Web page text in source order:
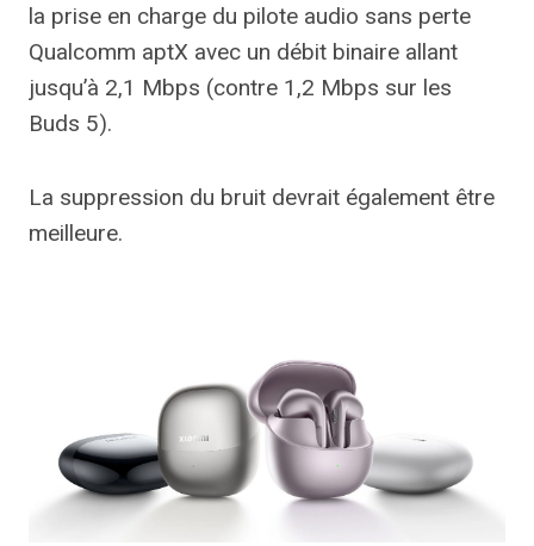
la prise en charge du pilote audio sans perte
Qualcomm aptX avec un débit binaire allant
jusqu’à 2,1 Mbps (contre 1,2 Mbps sur les
Buds 5).
La suppression du bruit devrait également être
meilleure.